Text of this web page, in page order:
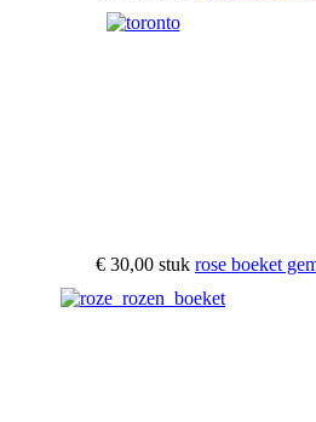
€ 30,00 stuk rose boeket